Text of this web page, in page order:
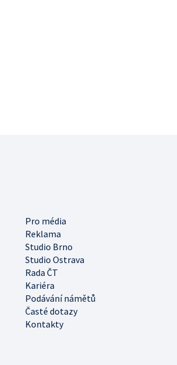
Pro média
Reklama
Studio Brno
Studio Ostrava
Rada ČT
Kariéra
Podávání námětů
Časté dotazy
Kontakty